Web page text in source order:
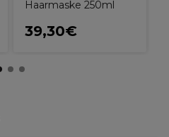
Haarmaske 250ml
39,30€